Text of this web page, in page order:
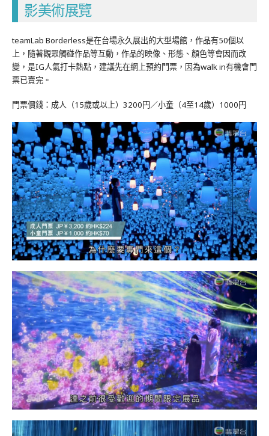
影美術展覽
teamLab Borderless是在台場永久展出的大型場館，作品有50個以
上，隨著觀眾觸碰作品等互動，作品的映像、形態、顏色等會因而改
變，是IG人氣打卡熱點，建議先在網上預約門票，因為walk in有機會門
票已賣完。
門票價錢：成人（15歲或以上）3200円／小童（4至14歲）1000円